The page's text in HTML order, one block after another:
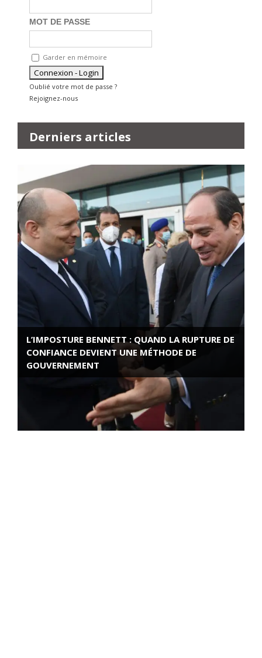
MOT DE PASSE
Garder en mémoire
Oublié votre mot de passe ?
Rejoignez-nous
Derniers articles
L’IMPOSTURE BENNETT : QUAND LA RUPTURE DE
CONFIANCE DEVIENT UNE MÉTHODE DE
GOUVERNEMENT
ROSE VALLAND, HEROÏNE DE LA RESISTANCE